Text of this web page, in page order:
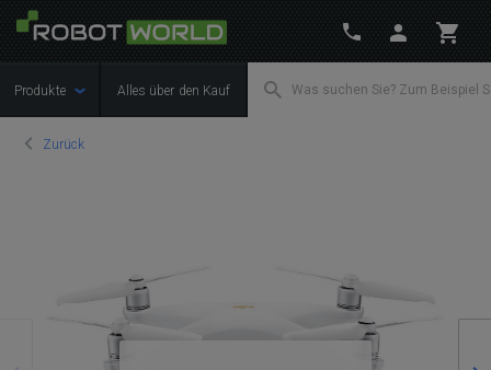
Produkte Alles über den Kauf
Zurück